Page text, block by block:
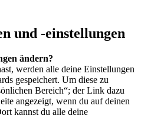
und -einstellungen
ändern?
werden alle deine Einstellungen
gespeichert. Um diese zu
Bereich“; der Link dazu
angezeigt, wenn du auf deinen
kannst du alle deine